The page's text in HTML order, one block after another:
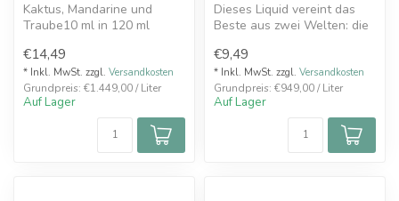
Kaktus, Mandarine und
Traube10 ml in 120 ml
Flasche bis Oberk...
€14,49
* Inkl. MwSt. zzgl. Versandkosten
Grundpreis: €1.449,00 / Liter
Auf Lager
Dieses Liquid vereint das
Beste aus zwei Welten: die
€9,49
* Inkl. MwSt. zzgl. Versandkosten
Grundpreis: €949,00 / Liter
Auf Lager